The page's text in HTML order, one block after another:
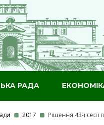
РАДА
2017 Рішення 43-ї